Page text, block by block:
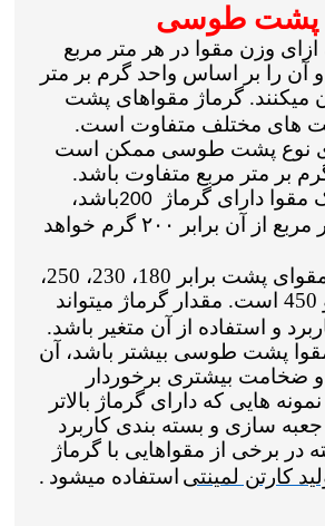
پشت طوسی
ازای وزن مقوا در هر متر مربع
را بر اساس واحد گرم بر متر
میکنند. گرماژ مقواهای پشت
های مختلف متفاوت است.
نوع پشت طوسی ممکن است
180 تا 500 گرم بر متر مربع متفاوت باشد.
مقوا دارای گرماژ
200باشد،
از آن برابر
۲۰۰ گرم خواهد
برابر 180، 230، 250،
و 450 است. مقدار گرماژ میتواند
و استفاده از آن متغیر باشد.
پشت طوسی بیشتر باشد، آن
ضخامت بیشتری برخوردار
هایی که دارای گرماژ بالاتر
سازی و بسته بندی کاربرد
در برخی از مقواهایی با گرماژ
کارتن لمینتی استفاده میشود .